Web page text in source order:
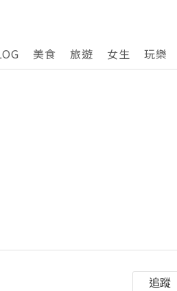
美食 旅遊 女生 玩樂
追蹤